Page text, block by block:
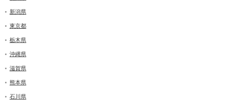
新潟県
東京都
栃木県
沖縄県
滋賀県
熊本県
石川県